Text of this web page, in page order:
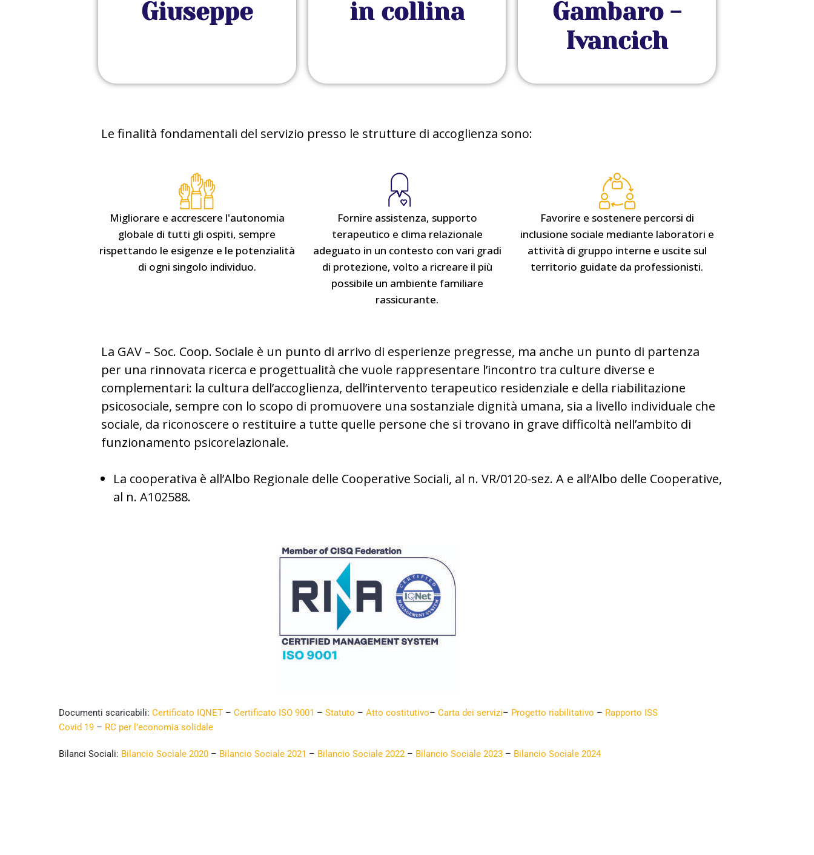
Giuseppe
in collina
Gambaro -
Ivancich
Le finalità fondamentali del servizio presso le strutture di accoglienza sono:
Migliorare e accrescere l'autonomia
globale di tutti gli ospiti, sempre
rispettando le esigenze e le potenzialità
di ogni singolo individuo.
Fornire assistenza, supporto
terapeutico e clima relazionale
adeguato in un contesto con vari gradi
di protezione, volto a ricreare il più
possibile un ambiente familiare
rassicurante.
Favorire e sostenere percorsi di
inclusione sociale mediante laboratori e
attività di gruppo interne e uscite sul
territorio guidate da professionisti.
La GAV – Soc. Coop. Sociale è un punto di arrivo di esperienze pregresse, ma anche un punto di partenza
per una rinnovata ricerca e progettualità che vuole rappresentare l’incontro tra culture diverse e
complementari: la cultura dell’accoglienza, dell’intervento terapeutico residenziale e della riabilitazione
psicosociale, sempre con lo scopo di promuovere una sostanziale dignità umana, sia a livello individuale che
sociale, da riconoscere o restituire a tutte quelle persone che si trovano in grave difficoltà nell’ambito di
funzionamento psicorelazionale.
La cooperativa è all’Albo Regionale delle Cooperative Sociali, al n. VR/0120-sez. A e all’Albo delle Cooperative,
al n. A102588.
Documenti scaricabili: Certificato IQNET – Certificato ISO 9001 – Statuto – Atto costitutivo– Carta dei servizi– Progetto riabilitativo – Rapporto ISS
Covid 19 – RC per l’economia solidale
Bilanci Sociali: Bilancio Sociale 2020 – Bilancio Sociale 2021 – Bilancio Sociale 2022 – Bilancio Sociale 2023 – Bilancio Sociale 2024